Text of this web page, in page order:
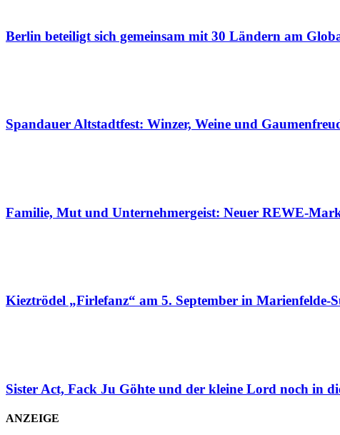
Berlin beteiligt sich gemeinsam mit 30 Ländern am
Spandauer Altstadtfest: Winzer, Weine und
Familie, Mut und Unternehmergeist: Neuer REWE-
Kieztrödel „Firlefanz“ am 5. September in Marienfelde-
Sister Act, Fack Ju Göhte und der kleine Lord noch in
ANZEIGE